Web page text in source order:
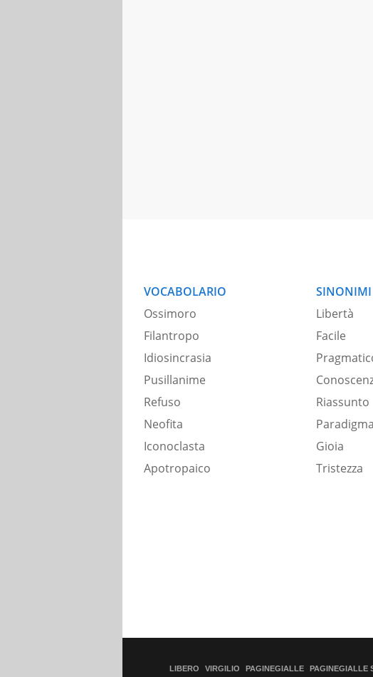
VOCABOLARIO
Ossimoro
Filantropo
Idiosincrasia
Pusillanime
Refuso
Neofita
Iconoclasta
Apotropaico
SINONIMI
Libertà
Facile
Riassunto
Paradigma
Gioia
Tristezza
LIBERO VIRGILIO PAGINEGIALLE PAGINEGIALLE